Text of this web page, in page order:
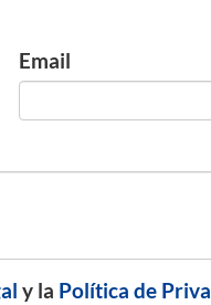
Email
y la Política de